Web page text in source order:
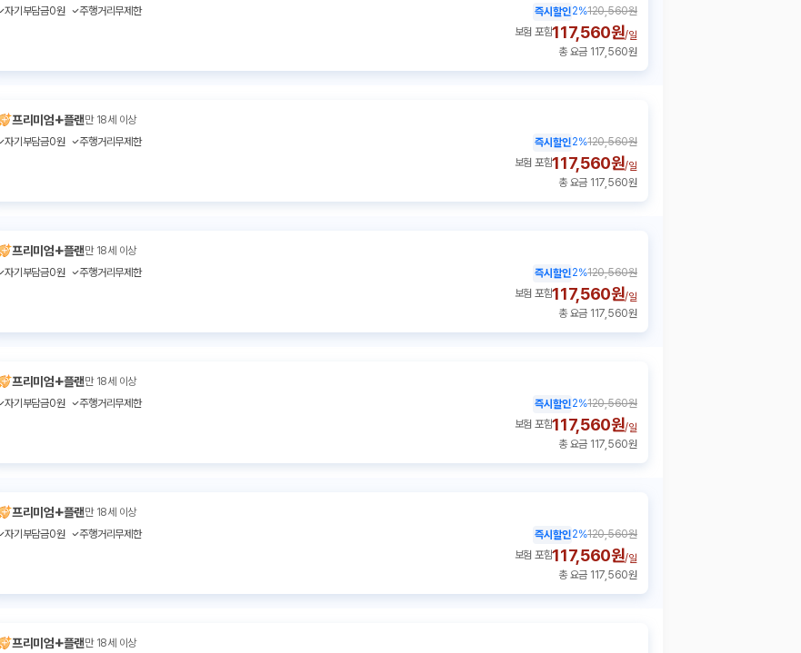
자기부담금0원
주행거리무제한 즉시할인2%120,560원
보험 포함117,560원/일
총 요금 117,560원
프리미엄+플랜만 18세 이상
자기부담금0원
주행거리무제한 즉시할인2%120,560원
보험 포함117,560원/일
총 요금 117,560원
프리미엄+플랜만 18세 이상
자기부담금0원
주행거리무제한 즉시할인2%120,560원
보험 포함117,560원/일
총 요금 117,560원
프리미엄+플랜만 18세 이상
자기부담금0원
주행거리무제한 즉시할인2%120,560원
보험 포함117,560원/일
총 요금 117,560원
프리미엄+플랜만 18세 이상
자기부담금0원
주행거리무제한 즉시할인2%120,560원
보험 포함117,560원/일
총 요금 117,560원
프리미엄+플랜만 18세 이상